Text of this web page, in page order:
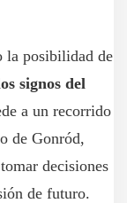
la posibilidad de
signos del
a un recorrido
de Gonród,
decisiones
de futuro.